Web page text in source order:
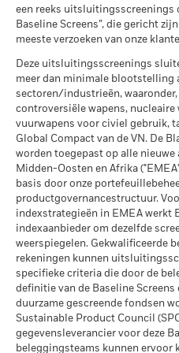
gebaseerd op de netto-
die mogelijk niet gelijk is aan
verschillen van het rendement
Het rendement van uw
valutaschommelingen indien
valuta is dan degene die werd
de resultaten uit het verleden.
Rendement uit securities
Gem. uitgeleend (% van AUM)
Max. uitgeleend (% van AUM)
Onderpand (% van lening)
De bovenstaande tabel geeft
Lending gegevens weer.
De informatie in de tabel
weergegeven voor fondsen die
gebruik hebben gemaakt van
weergegeven cijfers hebben
verleden. In het verleden
betrouwbare indicator voor
van BlackRock is om
maken met een vertraging van
het rendement van 01/01/
kan worden gemaakt vanaf
Gematigd
Wat u kunt
Gemiddeld
Gunstig
Wat u
Gemiddeld
Het stressscenario laat zien
extreme
Wereldwijde classificatie van
fondsen door Lipper
per 17/jul/2026
MSCI Gewogen Gemiddelde
Koolstofintensiteit (ton CO2-
eq/$ miljoen OMZET)
MSCI Impliciete
Temperatuurstijging (0-3,0+
°C)
per 17/jul/2026
MSCI ESG % Dekking
per 17/jul/2026
MSCI ESG-kwaliteitsscore –
Percentiel peer
per 17/jul/2026
Fondsen in peergroup
per 17/jul/2026
MSCI Gewogen Gemiddelde
Koolstofintensiteit % Dekking
MSCI – Tabak
MSCI – Overtreders van
per 06/aug/2026
MSCI – Ketelkool
per 06/aug/2026
MSCI – Oliezand
per 06/aug/2026
Betrokkenheid van
bedrijfsleven Dekking
per 06/aug/2026
Percentage niet-gedekt
Fonds
De blootstellingen van
het bedrijfsleven, zoals
een reeks uitsluitingsscreenings
Baseline Screens”, die gericht
meeste verzoeken van onze
Deze uitsluitingsscreenings
meer dan minimale blootstelling
sectoren/industrieën,
controversiële wapens,
vuurwapens voor civiel gebruik,
Global Compact van de VN. De
worden toegepast op alle
Midden-Oosten en Afrika
basis door onze
productgovernancestructuur.
indexstrategieën in EMEA werkt
indexaanbieder om dezelfde
weerspiegelen. Gekwalificeerde
rekeningen kunnen
specifieke criteria die door de
definitie van de Baseline Screens
duurzame gescreende fondsen
Sustainable Product Council
gegevensleverancier voor deze
beleggingsteams kunnen ervoor